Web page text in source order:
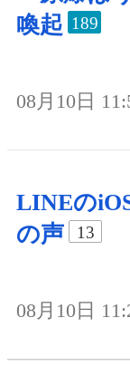
喚起 189
08月10日
LINEの
の声
13
08月10日